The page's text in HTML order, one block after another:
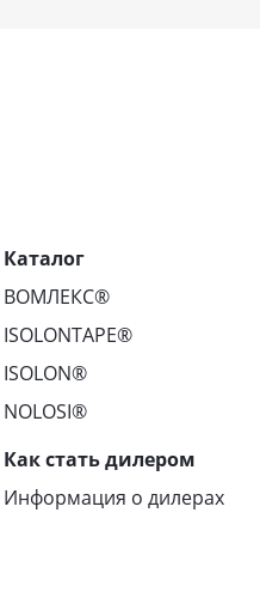
Каталог
ВОМЛЕКС®
ISOLONTAPE®
ISOLON®
NOLOSI®
Как стать дилером
Информация о дилерах